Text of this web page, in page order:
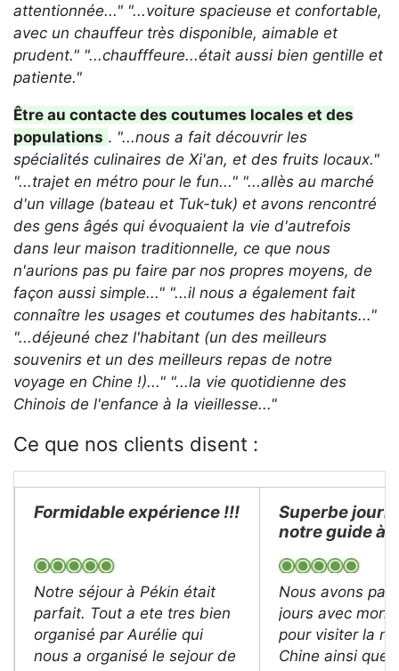
attentionnée..." "...voiture spacieuse et confortable,
avec un chauffeur très disponible, aimable et
prudent." "...chaufffeure...était aussi bien gentille et
patiente."
Être au contacte des coutumes locales et des
populations . "...nous a fait découvrir les
spécialités culinaires de Xi'an, et des fruits locaux."
"...trajet en métro pour le fun..." "...allès au marché
d'un village (bateau et Tuk-tuk) et avons rencontré
des gens âgés qui évoquaient la vie d'autrefois
dans leur maison traditionnelle, ce que nous
n'aurions pas pu faire par nos propres moyens, de
façon aussi simple..." "...il nous a également fait
connaître les usages et coutumes des habitants..."
"...déjeuné chez l'habitant (un des meilleurs
souvenirs et un des meilleurs repas de notre
voyage en Chine !)..." "...la vie quotidienne des
Chinois de l'enfance à la vieillesse..."
Ce que nos clients disent :
Formidable expérience !!!
Notre séjour à Pékin était
parfait. Tout a ete tres bien
organisé par Aurélie qui
nous a organisé le sejour de
Superbe
notre guide à
Nous avons
jours avec mon
pour visiter la murailles de
Chine ainsi que